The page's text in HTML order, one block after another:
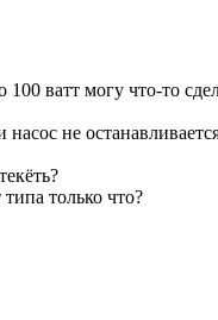
100 ватт могу что-то
не
только что?